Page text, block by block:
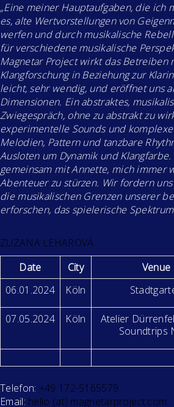
„Eine meiner Hauptaufgaben, die ich
es, alte Wertvorstellungen von
werfen und durch musikalische
für verschiedene musikalische
Magnetar Project wirkt das Betreiben
Klangforschung in Beziehung zur
leicht, sehr wendig, und eröffnet uns
Dimensionen. Ein abstraktes,
Zwiegespräch, ohne zu abstrakt zu
experimentelle Sounds und
Melodien, Pattern und tanzbare
Ausloten um Dynamik und Klangfarbe.
gemeinsam mit Annette, mich immer
Abenteuer zu stürzen. Wir fordern
die musikalischen Grenzen unserer
erforschen, das spielerische
ZUZANA LEHAROVÁ
Date
City Venue
06.01.2024
Köln
07.05.2024 Köln
Atelier
Soundtrips
Telefon: +49 172-5165579
Email: hello (at) magnetarproject.com